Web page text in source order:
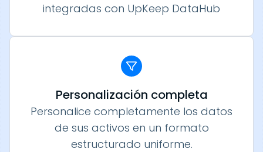
integradas con UpKeep DataHub
Personalización completa
Personalice completamente los datos
de sus activos en un formato
estructurado uniforme.